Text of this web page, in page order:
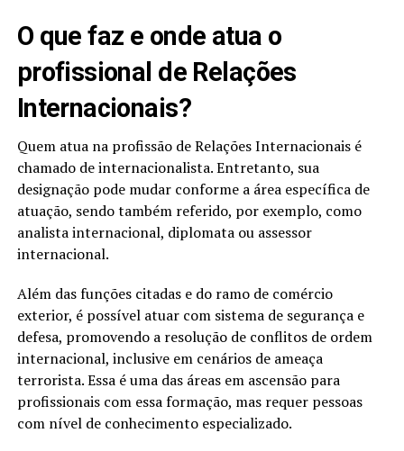
O que faz e onde atua o
profissional de Relações
Internacionais?
Quem atua na profissão de Relações Internacionais é
chamado de internacionalista. Entretanto, sua
designação pode mudar conforme a área específica de
atuação, sendo também referido, por exemplo, como
analista internacional, diplomata ou assessor
internacional.
Além das funções citadas e do ramo de comércio
exterior, é possível atuar com sistema de segurança e
defesa, promovendo a resolução de conflitos de ordem
internacional, inclusive em cenários de ameaça
terrorista. Essa é uma das áreas em ascensão para
profissionais com essa formação, mas requer pessoas
com nível de conhecimento especializado.